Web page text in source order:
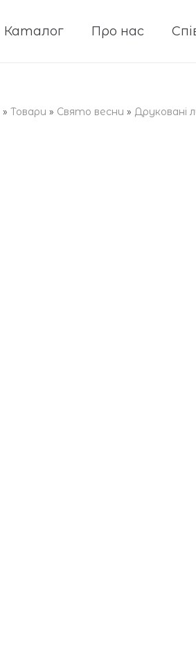
Каталог Про нас
» Товари » Cвято весни » Друковані